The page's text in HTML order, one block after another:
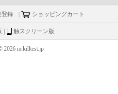
登録 ショッピングカート
触スクリーン版
2026 m.killtest.jp